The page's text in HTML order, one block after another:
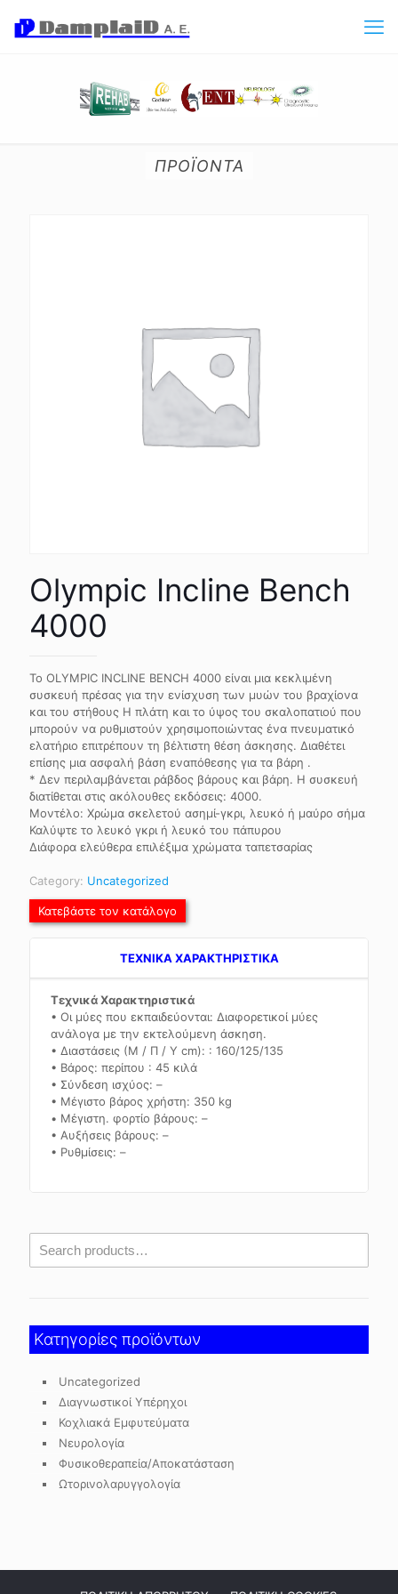
ΠΡΟΪΟΝΤΑ
Olympic Incline Bench
4000
Το OLYMPIC INCLINE BENCH 4000 είναι μια κεκλιμένη
συσκευή πρέσας για την ενίσχυση των μυών του βραχίονα
και του στήθους Η πλάτη και το ύψος του σκαλοπατιού που
μπορούν να ρυθμιστούν χρησιμοποιώντας ένα πνευματικό
ελατήριο επιτρέπουν τη βέλτιστη θέση άσκησης. Διαθέτει
επίσης μια ασφαλή βάση εναπόθεσης για τα βάρη .
* Δεν περιλαμβάνεται ράβδος βάρους και βάρη. Η συσκευή
διατίθεται στις ακόλουθες εκδόσεις: 4000.
Μοντέλο: Χρώμα σκελετού ασημί-γκρι, λευκό ή μαύρο σήμα
Καλύψτε το λευκό γκρι ή λευκό του πάπυρου
Διάφορα ελεύθερα επιλέξιμα χρώματα ταπετσαρίας
Category: Uncategorized
Κατεβάστε τον κατάλογο
TEXNIKA ΧΑΡΑΚΤΗΡΙΣΤΙΚΑ
Τεχνικά Χαρακτηριστικά
• Οι μύες που εκπαιδεύονται: Διαφορετικοί μύες
ανάλογα με την εκτελούμενη άσκηση.
• Διαστάσεις (Μ / Π / Υ cm): : 160/125/135
• Βάρος: περίπου : 45 κιλά
• Σύνδεση ισχύος: –
• Μέγιστο βάρος χρήστη: 350 kg
• Μέγιστη. φορτίο βάρους: –
• Αυξήσεις βάρους: –
• Ρυθμίσεις: –
Κατηγορίες προϊόντων
Uncategorized
Διαγνωστικοί Υπέρηχοι
Κοχλιακά Εμφυτεύματα
Νευρολογία
Φυσικοθεραπεία/Αποκατάσταση
Ωτορινολαρυγγολογία